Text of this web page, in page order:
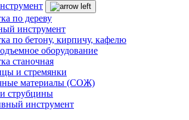
по дереву
инструмент
по бетону, кирпичу, кафелю
оборудование
станочная
и стремянки
материалы (СОЖ)
струбцины
инструмент